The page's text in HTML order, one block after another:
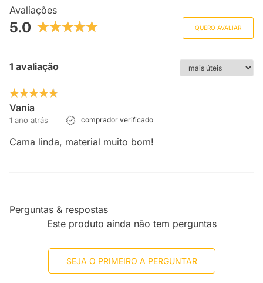
Avaliações
5.0 QUERO AVALIAR
1 avaliação
Vania
1 ano atrás comprador verificado
Cama linda, material muito bom!
Perguntas & respostas
Este produto ainda não tem perguntas
SEJA O PRIMEIRO A PERGUNTAR